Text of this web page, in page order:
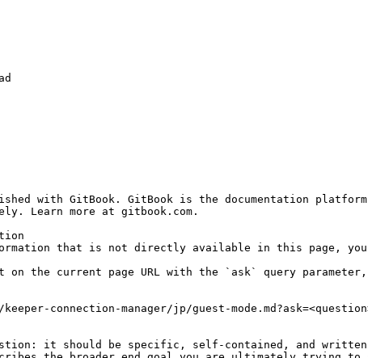
with GitBook. GitBook is the documentation
Learn more at gitbook.com.
that is not directly available in this page, you
on the current page URL with the `ask` query
connection-manager/jp/guest-
it should be specific, self-contained, and